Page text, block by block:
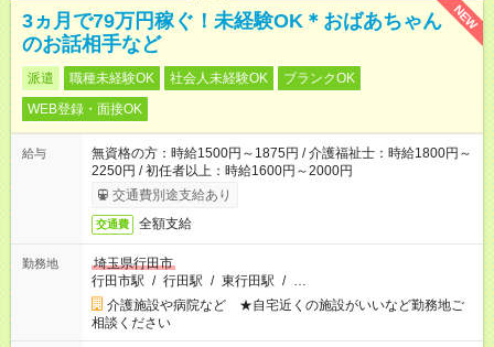
NEW
3ヵ月で79万円稼ぐ！未経験OK＊おばあちゃん
のお話相手など
派遣 職種未経験OK 社会人未経験OK
ブランクOK
WEB登録・面接OK
給与
無資格の方：時給1500円～1875円 / 介護福祉士：時給1800円～
2250円 / 初任者以上：時給1600円～2000円
交通費別途支給あり
交通費 全額支給
勤務地
埼玉県行田市
行田市駅 / 行田駅 / 東行田駅 / …
介護施設や病院など ★自宅近くの施設がいいなど勤務地ご
相談ください